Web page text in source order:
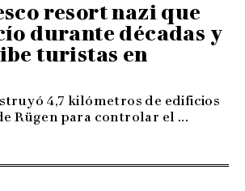
resort nazi que
durante décadas y
turistas en
4,7 kilómetros de edificios
Rügen para controlar el ...